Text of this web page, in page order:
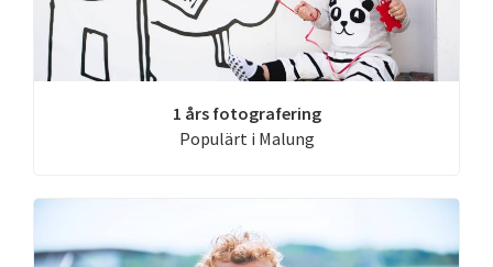
1 års fotografering
Populärt i Malung